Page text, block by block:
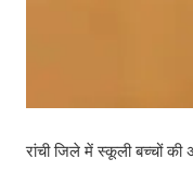
रांची जिले में स्कूली बच्चों